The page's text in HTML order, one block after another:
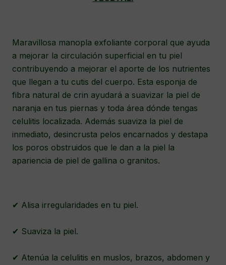
Maravillosa manopla exfoliante corporal que ayuda
a mejorar la circulación superficial en tu piel
contribuyendo a mejorar el aporte de los nutrientes
que llegan a tu cutis del cuerpo. Esta esponja de
fibra natural de crin ayudará a suavizar la piel de
naranja en tus piernas y toda área dónde tengas
celulitis localizada. Además suaviza la piel de
inmediato, desincrusta pelos encarnados y destapa
los poros obstruidos que le dan a la piel la
apariencia de piel de gallina o granitos.
✔ Alisa irregularidades en tu piel.
✔ Suaviza la piel.
✔ Atenúa la celulitis en muslos, brazos, abdomen y